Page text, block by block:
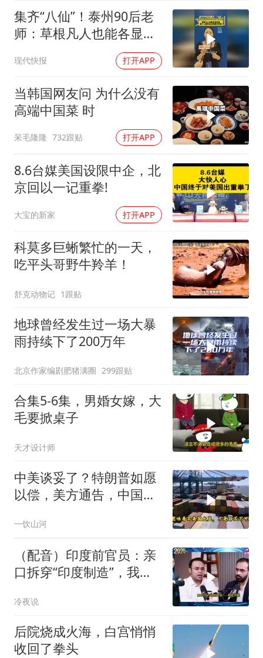
梁家辉百花奖演讲落泪
人民的健康、体质、幸福一脉相承
集齐“八仙”！泰州90后老
师：草根凡人也能各显神
通，每个人都有自己的高
光时刻
现代快报 打开APP
当韩国网友问 为什么没有
高端中国菜 时
呆毛隆隆 732跟贴 打开APP
8.6台媒美国设限中企，北
京回以一记重拳!
大宝的新家 打开APP
科莫多巨蜥繁忙的一天，
吃平头哥野牛羚羊！
舒克动物记 1跟贴
地球曾经发生过一场大暴
雨持续下了200万年
北京作家编剧肥猪满圈 299跟贴
合集5-6集，男婚女嫁，大
毛要掀桌子
天才设计师
中美谈妥了？特朗普如愿
以偿，美方通告，中国增
一饮山河
（配音）印度前官员：亲
口拆穿“印度制造”，我们
正的工业制造
冷夜说
后院烧成火海，白宫悄悄
收回了拳头